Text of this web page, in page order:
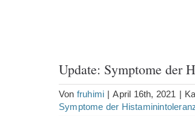
Update: Symptome der
Von fruhimi | April 16th, 2021 |
Symptome der